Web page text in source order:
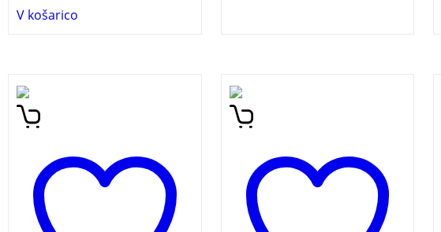
V košarico
Komplet vsebuje knjigo
ovito v penaste platnice,
Zelo primerno darilo ob
rojstvu otroka.
30 zanimivosti o vremenu
za mlade radovedneže,